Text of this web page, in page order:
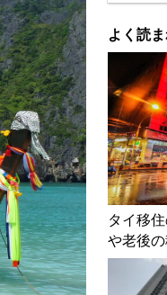
よく読
タイ移
や老後